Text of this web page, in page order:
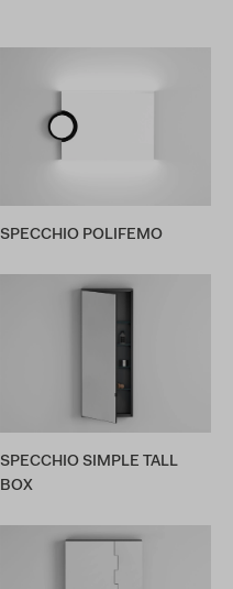
SPECCHIO POLIFEMO
SPECCHIO SIMPLE TALL
BOX